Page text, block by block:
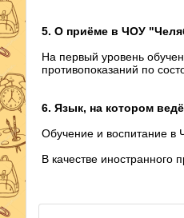
5. О приёме в ЧОУ
На первый уровень
противопоказаний по
6. Язык, на котором
Обучение и воспитание в
В качестве иностранного